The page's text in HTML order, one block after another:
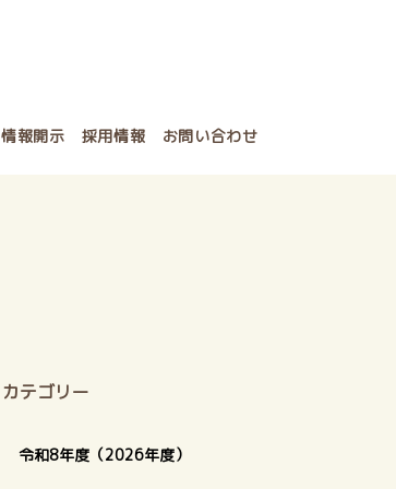
情報開示 採用情報 お問い合わせ
カテゴリー
令和8年度（2026年度）